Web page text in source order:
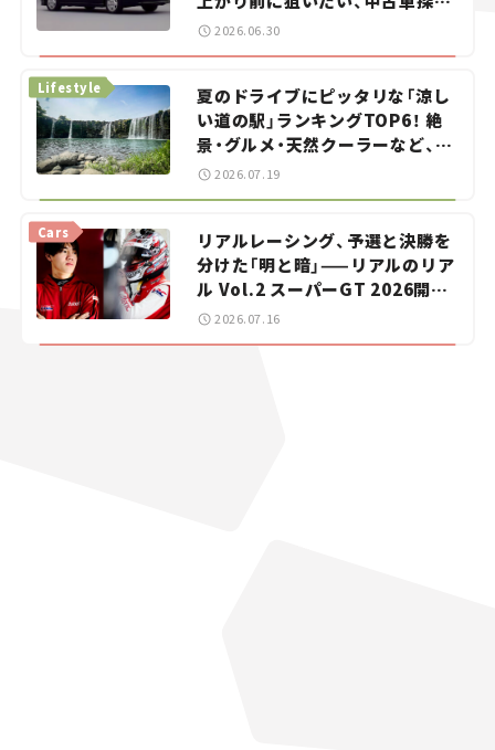
をお手伝い――ちょっとイケてるマ
2026.06.30
夏のドライブにピッタリな「涼し
い道の駅」ランキングTOP6！ 絶
景・グルメ・天然クーラーなど、避
暑におすすめのスポットを紹介
【道の駅マニアの推し駅ガイド】
Lifestyle
2026.07.19
リアルレーシング、予選と決勝を
分けた「明と暗」——リアルのリア
ル Vol.2 スーパーGT 2026開幕
戦 岡山国際サーキット
Cars
2026.07.16